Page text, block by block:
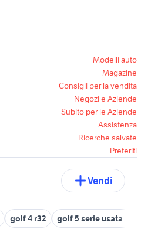
Modelli auto
Magazine
Consigli per la vendita
Negozi e Aziende
Subito per le Aziende
Assistenza
Ricerche salvate
Preferiti
Vendi
golf 4 r32 golf 5 serie usata campania